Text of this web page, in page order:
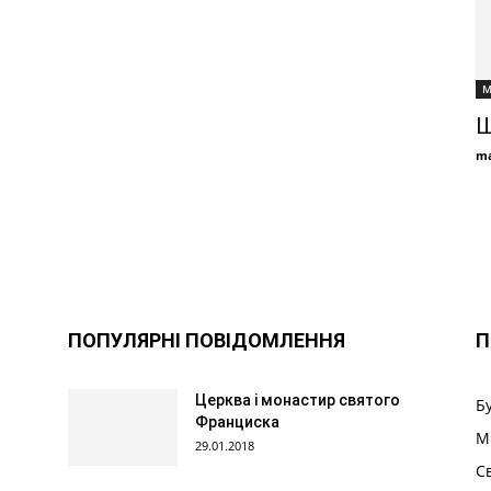
ПОПУЛЯРНІ ПОВІДОМЛЕННЯ
Церква і монастир святого
Франциска
29.01.2018